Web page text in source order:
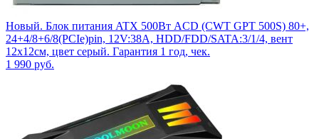
Новый. Блок питания ATX 500Вт ACD (CWT GPT 500S) 80+,
24+4/8+6/8(PCIe)pin, 12V:38A, HDD/FDD/SATA:3/1/4, вент
12x12см, цвет серый. Гарантия 1 год, чек.
1 990 руб.